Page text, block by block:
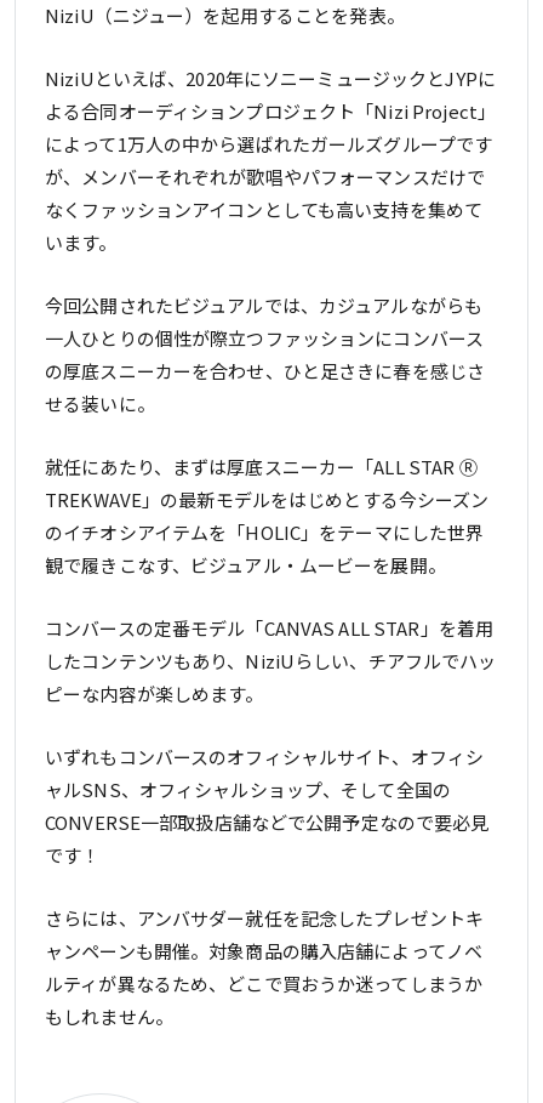
NiziU（ニジュー）を起用することを発表。
NiziUといえば、2020年にソニーミュージックとJYPに
よる合同オーディションプロジェクト「Nizi Project」
によって1万人の中から選ばれたガールズグループです
が、メンバーそれぞれが歌唱やパフォーマンスだけで
なくファッションアイコンとしても高い支持を集めて
います。
今回公開されたビジュアルでは、カジュアルながらも
一人ひとりの個性が際立つファッションにコンバース
の厚底スニーカーを合わせ、ひと足さきに春を感じさ
せる装いに。
就任にあたり、まずは厚底スニーカー「ALL STAR Ⓡ
TREKWAVE」の最新モデルをはじめとする今シーズン
のイチオシアイテムを「HOLIC」をテーマにした世界
観で履きこなす、ビジュアル・ムービーを展開。
コンバースの定番モデル「CANVAS ALL STAR」を着用
したコンテンツもあり、NiziUらしい、チアフルでハッ
ピーな内容が楽しめます。
いずれもコンバースのオフィシャルサイト、オフィシ
ャルSNS、オフィシャルショップ、そして全国の
CONVERSE一部取扱店舗などで公開予定なので要必見
です！
さらには、アンバサダー就任を記念したプレゼントキ
ャンペーンも開催。対象商品の購入店舗によってノベ
ルティが異なるため、どこで買おうか迷ってしまうか
もしれません。